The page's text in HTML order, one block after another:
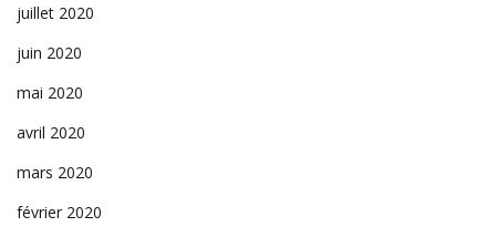
juillet 2020
juin 2020
mai 2020
avril 2020
mars 2020
février 2020